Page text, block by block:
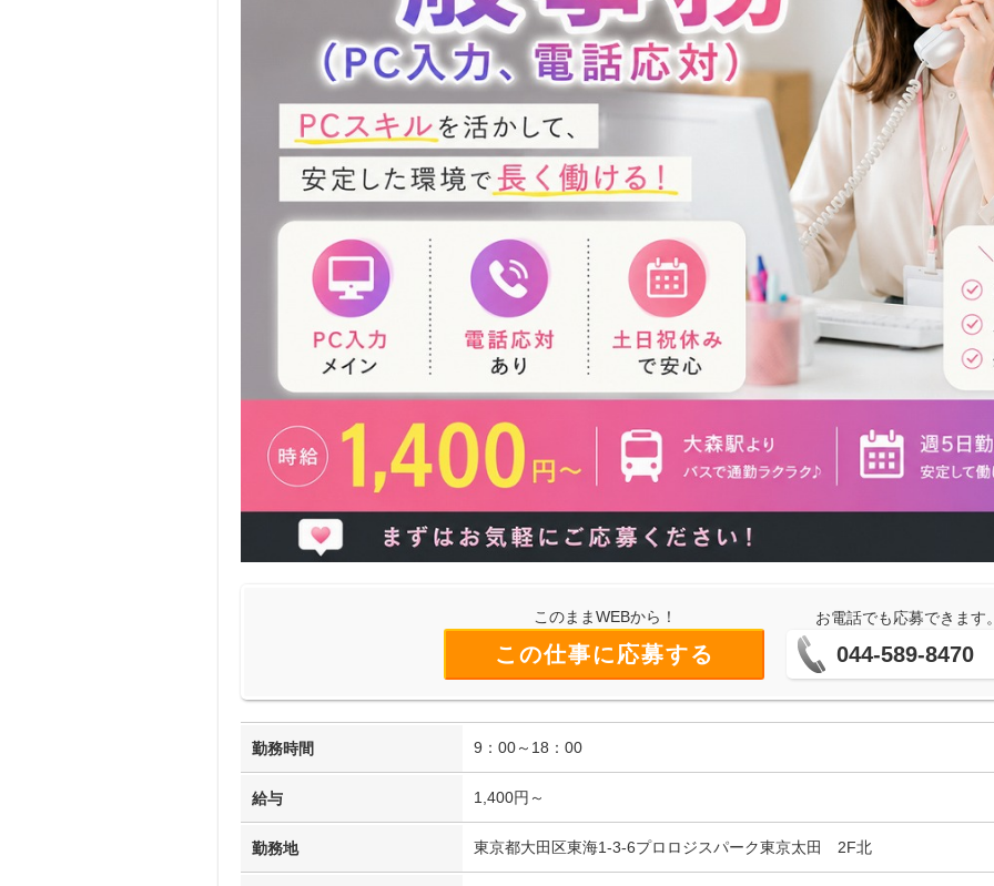
このままWEBから！
この仕事に応募する
お電話でも応募できます
044-589-8470
勤務時間 9：00～18：00
給与 1,400円～
勤務地 東京都大田区東海1-3-6プロロジスパーク東京太田 2F北